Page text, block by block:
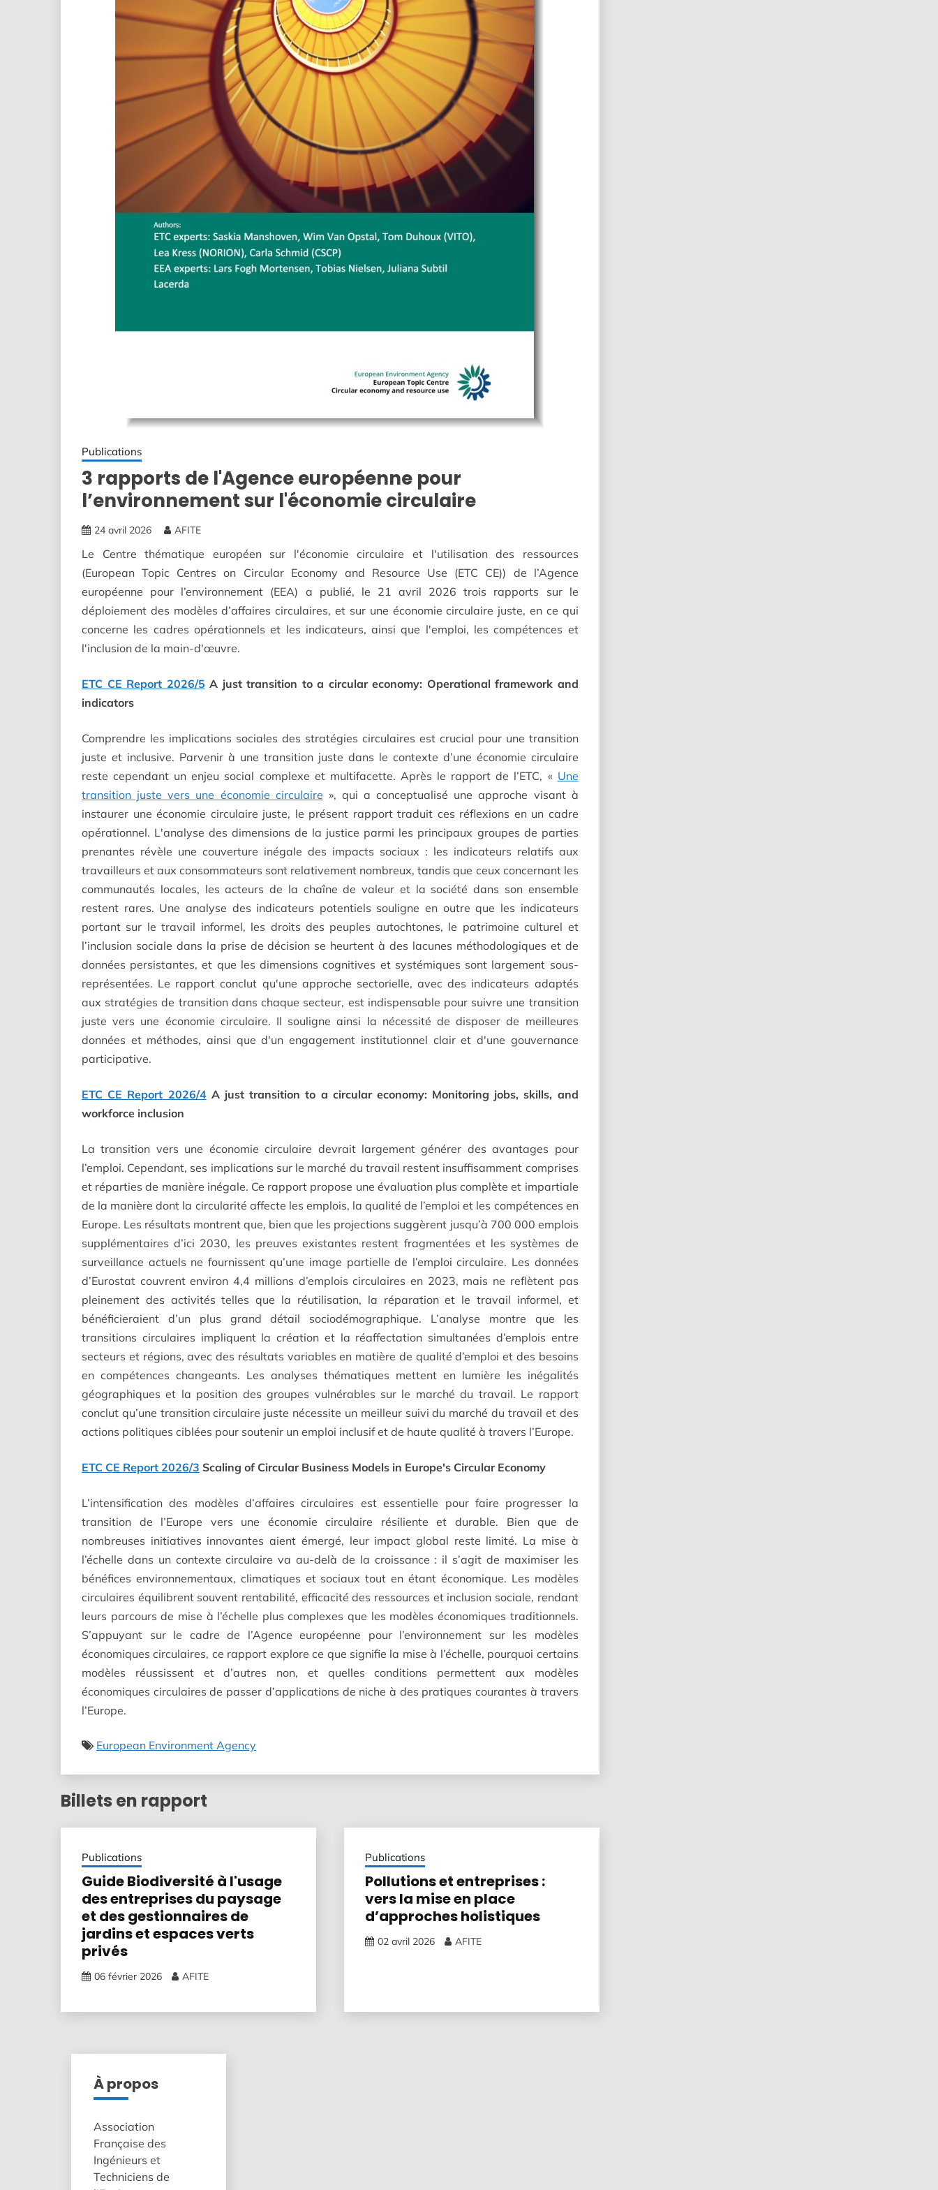
Publications
3 rapports de l'Agence européenne pour
l’environnement sur l'économie circulaire
24 avril 2026 AFITE
Le Centre thématique européen sur l'économie circulaire et l'utilisation des ressources
(European Topic Centres on Circular Economy and Resource Use (ETC CE)) de l’Agence
européenne pour l’environnement (EEA) a publié, le 21 avril 2026 trois rapports sur le
déploiement des modèles d’affaires circulaires, et sur une économie circulaire juste, en ce qui
concerne les cadres opérationnels et les indicateurs, ainsi que l'emploi, les compétences et
l'inclusion de la main-d'œuvre.
ETC CE Report 2026/5 A just transition to a circular economy: Operational framework and
indicators
Comprendre les implications sociales des stratégies circulaires est crucial pour une transition
juste et inclusive. Parvenir à une transition juste dans le contexte d’une économie circulaire
reste cependant un enjeu social complexe et multifacette. Après le rapport de l’ETC, « Une
transition juste vers une économie circulaire », qui a conceptualisé une approche visant à
instaurer une économie circulaire juste, le présent rapport traduit ces réflexions en un cadre
opérationnel. L'analyse des dimensions de la justice parmi les principaux groupes de parties
prenantes révèle une couverture inégale des impacts sociaux : les indicateurs relatifs aux
travailleurs et aux consommateurs sont relativement nombreux, tandis que ceux concernant les
communautés locales, les acteurs de la chaîne de valeur et la société dans son ensemble
restent rares. Une analyse des indicateurs potentiels souligne en outre que les indicateurs
portant sur le travail informel, les droits des peuples autochtones, le patrimoine culturel et
l’inclusion sociale dans la prise de décision se heurtent à des lacunes méthodologiques et de
données persistantes, et que les dimensions cognitives et systémiques sont largement sous-
représentées. Le rapport conclut qu'une approche sectorielle, avec des indicateurs adaptés
aux stratégies de transition dans chaque secteur, est indispensable pour suivre une transition
juste vers une économie circulaire. Il souligne ainsi la nécessité de disposer de meilleures
données et méthodes, ainsi que d'un engagement institutionnel clair et d'une gouvernance
participative.
ETC CE Report 2026/4A just transition to a circular economy: Monitoring jobs, skills, and
workforce inclusion
La transition vers une économie circulaire devrait largement générer des avantages pour
l’emploi. Cependant, ses implications sur le marché du travail restent insuffisamment comprises
et réparties de manière inégale. Ce rapport propose une évaluation plus complète et impartiale
de la manière dont la circularité affecte les emplois, la qualité de l’emploi et les compétences en
Europe. Les résultats montrent que, bien que les projections suggèrent jusqu’à 700 000 emplois
supplémentaires d’ici 2030, les preuves existantes restent fragmentées et les systèmes de
surveillance actuels ne fournissent qu’une image partielle de l’emploi circulaire. Les données
d’Eurostat couvrent environ 4,4 millions d’emplois circulaires en 2023, mais ne reflètent pas
pleinement des activités telles que la réutilisation, la réparation et le travail informel, et
bénéficieraient d’un plus grand détail sociodémographique. L’analyse montre que les
transitions circulaires impliquent la création et la réaffectation simultanées d’emplois entre
secteurs et régions, avec des résultats variables en matière de qualité d’emploi et des besoins
en compétences changeants. Les analyses thématiques mettent en lumière les inégalités
géographiques et la position des groupes vulnérables sur le marché du travail. Le rapport
conclut qu’une transition circulaire juste nécessite un meilleur suivi du marché du travail et des
actions politiques ciblées pour soutenir un emploi inclusif et de haute qualité à travers l’Europe.
ETC CE Report 2026/3 Scaling of Circular Business Models in Europe's Circular Economy
L’intensification des modèles d’affaires circulaires est essentielle pour faire progresser la
transition de l’Europe vers une économie circulaire résiliente et durable. Bien que de
nombreuses initiatives innovantes aient émergé, leur impact global reste limité. La mise à
l’échelle dans un contexte circulaire va au-delà de la croissance : il s’agit de maximiser les
bénéfices environnementaux, climatiques et sociaux tout en étant économique. Les modèles
circulaires équilibrent souvent rentabilité, efficacité des ressources et inclusion sociale, rendant
leurs parcours de mise à l’échelle plus complexes que les modèles économiques traditionnels.
S’appuyant sur le cadre de l’Agence européenne pour l’environnement sur les modèles
économiques circulaires, ce rapport explore ce que signifie la mise à l’échelle, pourquoi certains
modèles réussissent et d’autres non, et quelles conditions permettent aux modèles
économiques circulaires de passer d’applications de niche à des pratiques courantes à travers
l’Europe.
European Environment Agency
Billets en rapport
Publications
Guide Biodiversité à l'usage
des entreprises du paysage
et des gestionnaires de
jardins et espaces verts
privés
06 février 2026 AFITE
Publications
Pollutions et entreprises :
vers la mise en place
d’approches holistiques
02 avril 2026 AFITE
À propos
Association
Française des
Ingénieurs et
Techniciens de